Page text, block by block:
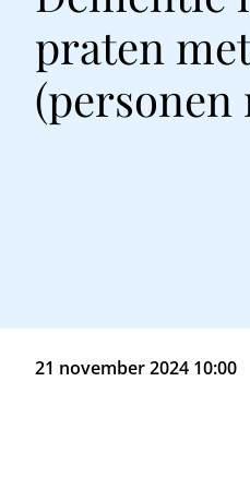
praten
(personen
21 november 2024 10:00